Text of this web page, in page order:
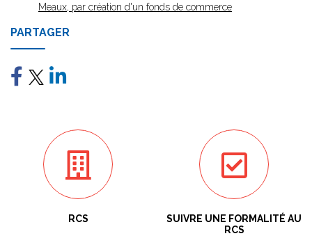
Meaux, par création d'un fonds de commerce
PARTAGER
RCS
SUIVRE UNE FORMALITÉ AU
RCS